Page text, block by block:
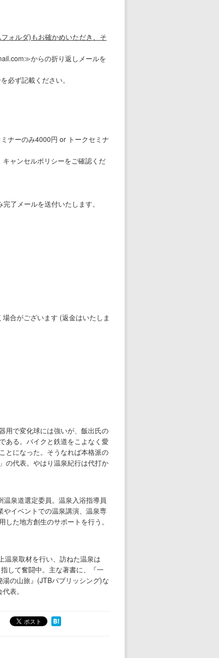
ォルダ)もお確かめいただき、そ
からの折り返しメールを
必ず記載ください。
ナーのみ4000円 or トークセミナ
ャンセルポリシーをご確認くだ
了メールを送付いたします。
合がございます (返金はいたしま
用で変化球には強いが、飯出氏の
る。バイクと鉄道をこよなく愛
とになった。そうなれば本格派の
の代表。やはり温泉紀行は代打か
泉道選定委員。温泉入浴指導員
イベントでの温泉講演、温泉専
た地方創生のサポートを行う。
温泉取材を行い、訪ねた温泉は
して奮闘中。主な著書に、『一
の山旅』(JTBパブリッシング)な
表。